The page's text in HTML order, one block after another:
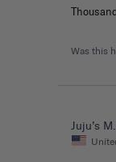
Was this
Juju’s M.